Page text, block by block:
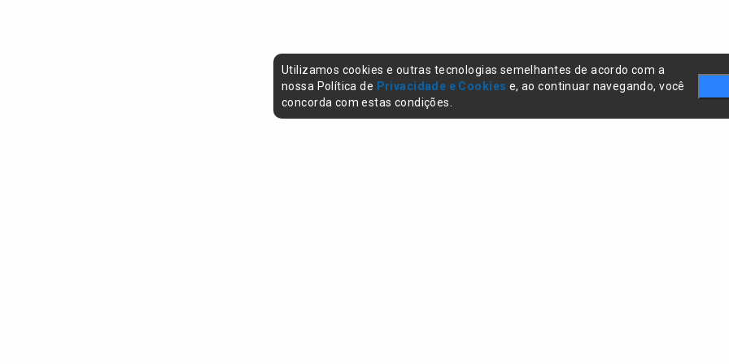
Utilizamos cookies e outras tecnologias semelhantes de acordo com a
nossa Política de Privacidade e Cookies e, ao continuar navegando, você
concorda com estas condições.